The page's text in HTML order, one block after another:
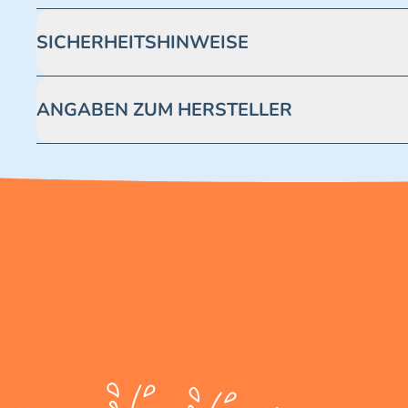
SICHERHEITSHINWEISE
ANGABEN ZUM HERSTELLER